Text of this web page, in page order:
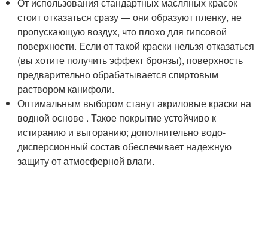
стоит отказаться сразу — они образуют пленку, не
пропускающую воздух, что плохо для гипсовой
поверхности. Если от такой краски нельзя отказаться
(вы хотите получить эффект бронзы), поверхность
предварительно обрабатывается спиртовым
раствором канифоли.
Оптимальным выбором станут акриловые краски на
водной основе . Такое покрытие устойчиво к
истиранию и выгоранию; дополнительно водо-
дисперсионный состав обеспечивает надежную
защиту от атмосферной влаги.